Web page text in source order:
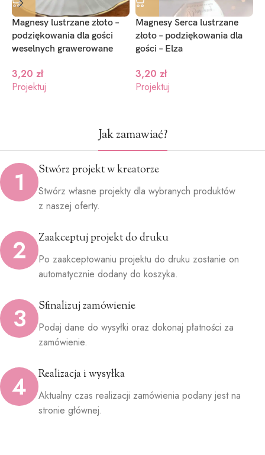
Magnesy lustrzane złoto –
podziękowania dla gości
weselnych grawerowane
3,20 zł
Projektuj
Magnesy Serca lustrzane
złoto – podziękowania dla
gości – Elza
3,20 zł
Projektuj
Jak zamawiać?
1 Stwórz projekt w kreatorze
Stwórz własne projekty dla wybranych produktów
z naszej oferty.
2 Zaakceptuj projekt do druku
Po zaakceptowaniu projektu do druku zostanie on
automatycznie dodany do koszyka.
3 Sfinalizuj zamówienie
Podaj dane do wysyłki oraz dokonaj płatności za
zamówienie.
4 Realizacja i wysyłka
Aktualny czas realizacji zamówienia podany jest na
stronie głównej.